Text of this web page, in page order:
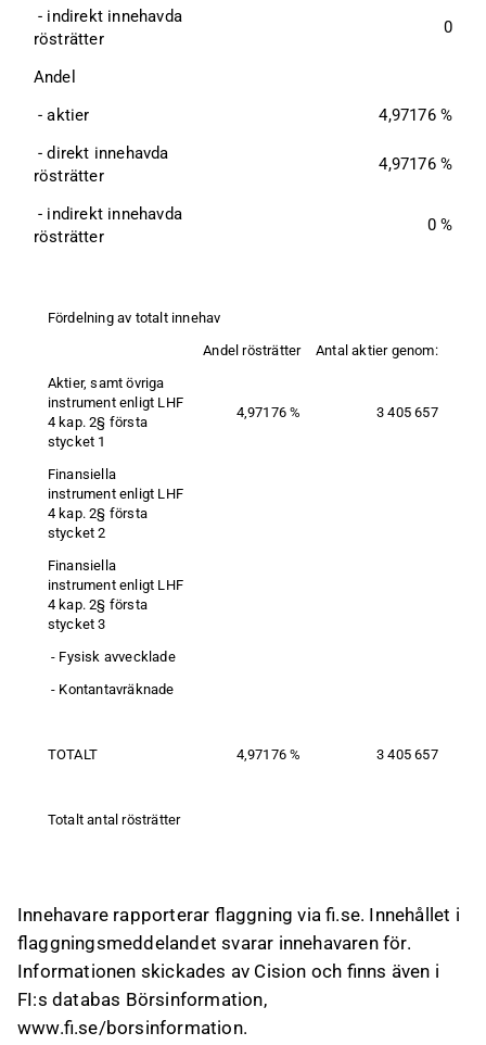
- indirekt innehavda
rösträtter
0
Andel
- aktier
4,97176 %
- direkt innehavda
rösträtter
4,97176 %
- indirekt innehavda
rösträtter
0 %
Fördelning av totalt innehav
Andel rösträtter
Antal aktier genom:
Aktier, samt övriga
instrument enligt LHF
4 kap. 2§ första
stycket 1
4,97176 % 3 405 657
Finansiella
instrument enligt LHF
4 kap. 2§ första
stycket 2
Finansiella
instrument enligt LHF
4 kap. 2§ första
stycket 3
- Fysisk avvecklade
- Kontantavräknade
TOTALT 4,97176 % 3 405 657
Totalt antal rösträtter
Innehavare rapporterar flaggning viafi.se. Innehållet i
flaggningsmeddelandet svarar innehavaren för.
Informationen skickades av Cision och finns även i
FI:s databas Börsinformation,
www.fi.se/borsinformation.